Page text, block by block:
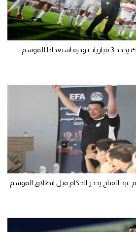
البداية مع البلاستيك.. الزمالك يحدد 3 مباريات ودية استعدادا للموسم
عبد الفتاح يحذر الحكام قبل انطلاق الموسم